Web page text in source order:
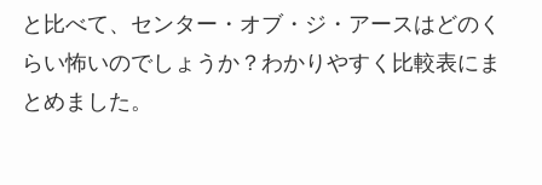
と比べて、センター・オブ・ジ・アースはどのく
らい怖いのでしょうか？わかりやすく比較表にま
とめました。